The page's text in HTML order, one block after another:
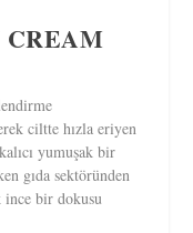
ciltte hızla eriyen
yumuşak bir
gıda sektöründen
ince bir dokusu